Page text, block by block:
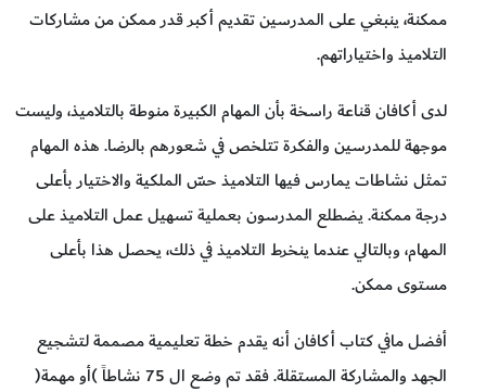
ممكنة، ينبغي على المدرسين تقديم أكبر قدر ممكن من مشاركات
التلاميذ واختياراتهم.
لدى أكافان قناعة راسخة بأن المهام الكبيرة منوطة بالتلاميذ، وليست
موجهة للمدرسين والفكرة تتلخص في شعورهم بالرضا. هذه المهام
تمثل نشاطات يمارس فيها التلاميذ حسّ الملكية والاختيار بأعلى
درجة ممكنة. يضطلع المدرسون بعملية تسهيل عمل التلاميذ على
المهام، وبالتالي عندما ينخرط التلاميذ في ذلك، يحصل هذا بأعلى
مستوى ممكن.
أفضل مافي كتاب أكافان أنه يقدم خطة تعليمية مصممة لتشجيع
الجهد والمشاركة المستقلة. فقد تم وضع ال 75 نشاطاً )أو مهمة(